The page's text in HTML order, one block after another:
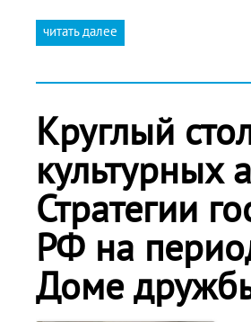
читать далее
Круглый
культурных
Стратегии
РФ на
Доме